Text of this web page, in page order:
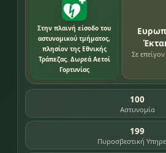
Στην πλαινή είσοδο του
αστυνομικού τμήματος,
πλησίον της Εθνικής
Τράπεζας. Δωρεά Αετοί
Γορτυνίας
Σε
100
Αστυνομία
199
Πυροσβεστική